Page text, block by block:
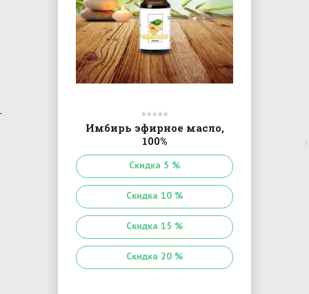
Скидка 5 %
Скидка 10 %
Скидка 15 %
Скидка 20 %
Имбирь эфирное масло,
100%